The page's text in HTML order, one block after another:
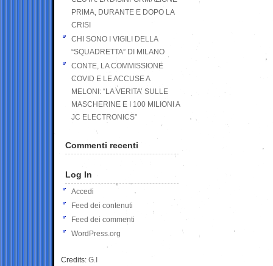
PRIMA, DURANTE E DOPO LA
CRISI
CHI SONO I VIGILI DELLA
“SQUADRETTA” DI MILANO
CONTE, LA COMMISSIONE
COVID E LE ACCUSE A
MELONI: “LA VERITA’ SULLE
MASCHERINE E I 100 MILIONI A
JC ELECTRONICS”
Commenti recenti
Log In
Accedi
Feed dei contenuti
Feed dei commenti
WordPress.org
Credits: G.I